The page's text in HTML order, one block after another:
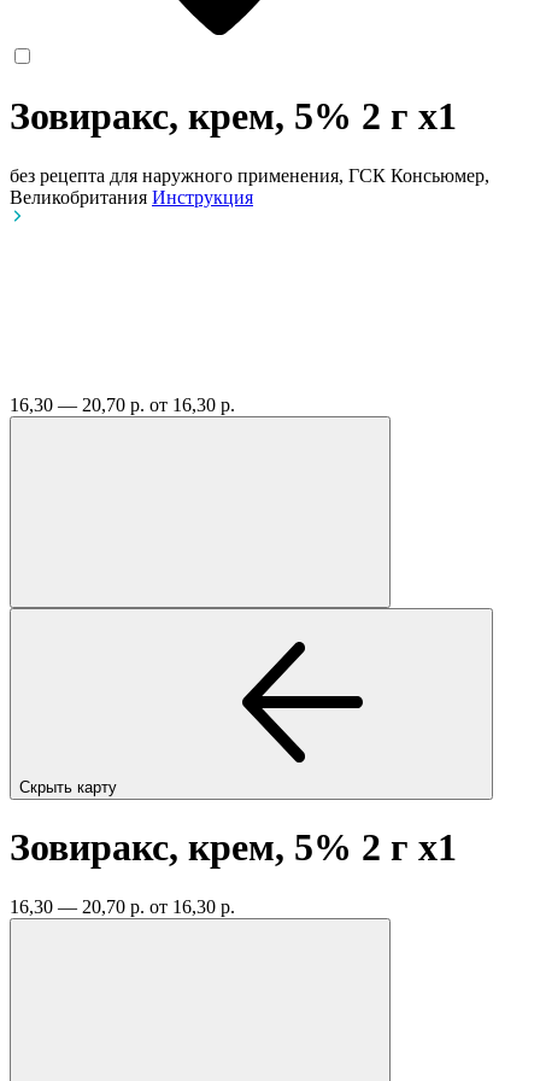
Зовиракс, крем, 5% 2 г x1
без рецепта для наружного применения, ГСК Консьюмер,
Великобритания Инструкция
16,30 — 20,70 р. от 16,30 р.
Скрыть карту
Зовиракс, крем, 5% 2 г x1
16,30 — 20,70 р. от 16,30 р.